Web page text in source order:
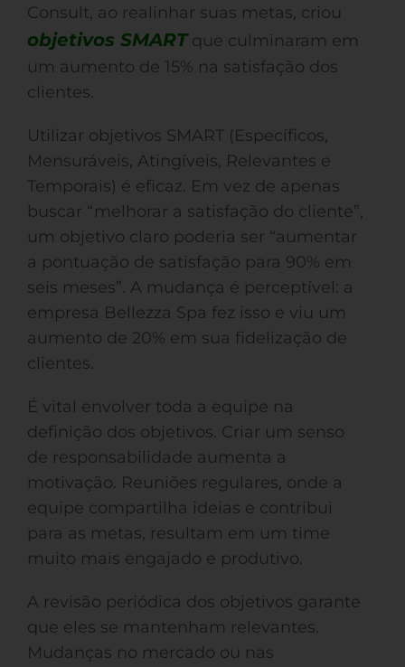
Consult, ao realinhar suas metas, criou
objetivos SMARTque culminaram em
um aumento de 15% na satisfação dos
clientes.
Utilizar objetivos SMART (Específicos,
Mensuráveis, Atingíveis, Relevantes e
Temporais) é eficaz. Em vez de apenas
buscar “melhorar a satisfação do cliente”,
um objetivo claro poderia ser “aumentar
a pontuação de satisfação para 90% em
seis meses”. A mudança é perceptível: a
empresa Bellezza Spa fez isso e viu um
aumento de 20% em sua fidelização de
clientes.
É vital envolver toda a equipe na
definição dos objetivos. Criar um senso
de responsabilidade aumenta a
motivação. Reuniões regulares, onde a
equipe compartilha ideias e contribui
para as metas, resultam em um time
muito mais engajado e produtivo.
A revisão periódica dos objetivos garante
que eles se mantenham relevantes.
Mudanças no mercado ou nas